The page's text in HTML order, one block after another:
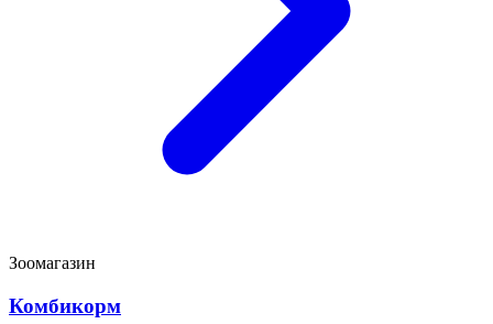
Зоомагазин
Комбикорм